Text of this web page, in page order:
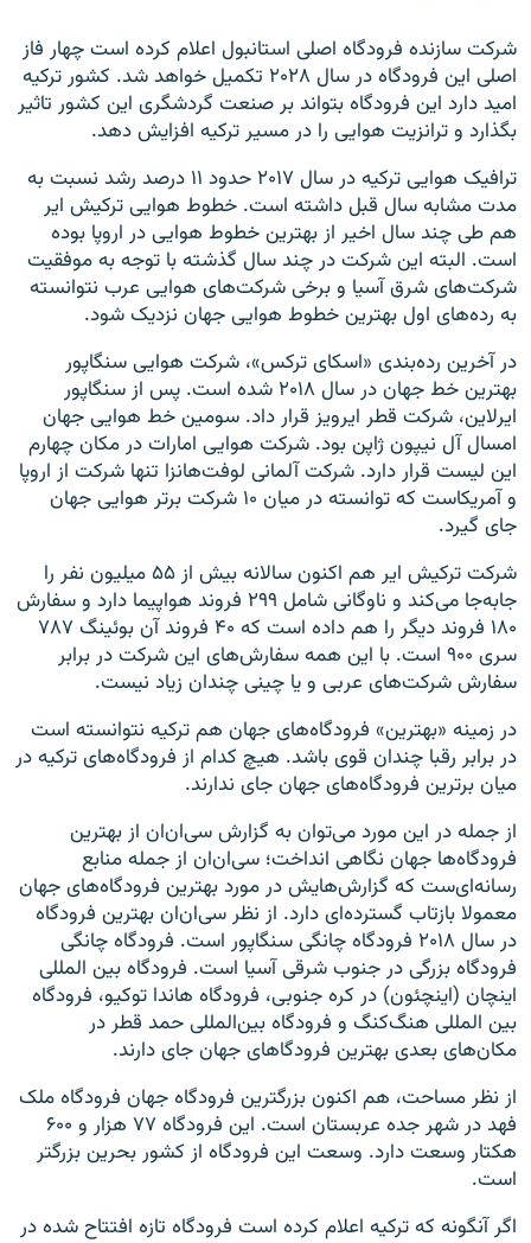
شرکت سازنده فرودگاه اصلی استانبول اعلام کرده است چهار فاز
اصلی این فرودگاه در سال ۲۰۲۸ تکمیل خواهد شد. کشور ترکیه
امید دارد این فرودگاه بتواند بر صنعت گردشگری این کشور تاثیر
بگذارد و ترانزیت هوایی را در مسیر ترکیه افزایش دهد.
ترافیک هوایی ترکیه در سال ۲۰۱۷ حدود ۱۱ درصد رشد نسبت به
مدت مشابه سال قبل داشته است. خطوط هوایی ترکیش ایر
هم طی چند سال اخیر از بهترین خطوط هوایی در اروپا بوده
است. البته این شرکت در چند سال گذشته با توجه به موفقیت
شرکت‌های شرق آسیا و برخی شرکت‌های هوایی عرب نتوانسته
به رده‌های اول بهترین خطوط هوایی جهان نزدیک شود.
در آخرین رده‌بندی «اسکای ‌ترکس»، شرکت هوایی سنگاپور
بهترین خط جهان در سال ۲۰۱۸ شده است. پس از سنگاپور
ایرلاین، شرکت قطر ایرویز قرار داد. سومین خط هوایی جهان
امسال آل نیپون ژاپن بود. شرکت هوایی امارات در مکان چهارم
این لیست قرار دارد. شرکت آلمانی لوفت‌هانزا تنها شرکت از اروپا
و آمریکاست که توانسته در میان ۱۰ شرکت برتر هوایی جهان
جای گیرد.
شرکت ترکیش ایر هم اکنون سالانه بیش از ۵۵ میلیون نفر را
جابه‌جا می‌کند و ناوگانی شامل ۲۹۹ فروند هواپیما دارد و سفارش
۱۸۰ فروند دیگر را هم داده است که ۴۰ فروند آن بوئینگ ۷۸۷
سری ۹۰۰ است. با این همه سفارش‌های این شرکت در برابر
سفارش شرکت‌های عربی و یا چینی چندان زیاد نیست.
در زمینه «بهترین» فرودگاه‌های جهان هم ترکیه نتوانسته است
در برابر رقبا چندان قوی باشد. هیچ کدام از فرودگاه‌های ترکیه در
میان برترین فرودگاه‌های جهان جای ندارند.
از جمله در این مورد می‌توان به گزارش سی‌ان‌ان از بهترین
فرودگاه‌ها جهان نگاهی انداخت؛ سی‌ان‌ان از جمله منابع
رسانه‌ای‌ست که گزارش‌هایش در مورد بهترین فرودگاه‌های جهان
معمولا بازتاب گسترده‌ای دارد. از نظر سی‌ان‌ان بهترین فرودگاه
در سال ۲۰۱۸ فرودگاه چانگی سنگاپور است. فرودگاه چانگی
فرودگاه بزرگی در جنوب شرقی آسیا است. فرودگاه بین المللی
اینچان (اینچئون) در کره جنوبی، فرودگاه ‌هاندا توکیو، فرودگاه
بین المللی هنگ‌کنگ و فرودگاه بین‌المللی حمد قطر در
مکان‌های بعدی بهترین فرودگاهای جهان جای دارند.
از نظر مساحت، هم اکنون بزرگترین فرودگاه جهان فرودگاه ملک
فهد در شهر جده عربستان است. این فرودگاه ۷۷ هزار و ۶۰۰
هکتار وسعت دارد. وسعت این فرودگاه از کشور بحرین بزرگتر
است.
اگر آنگونه که ترکیه اعلام کرده است فرودگاه تازه افتتاح شده در